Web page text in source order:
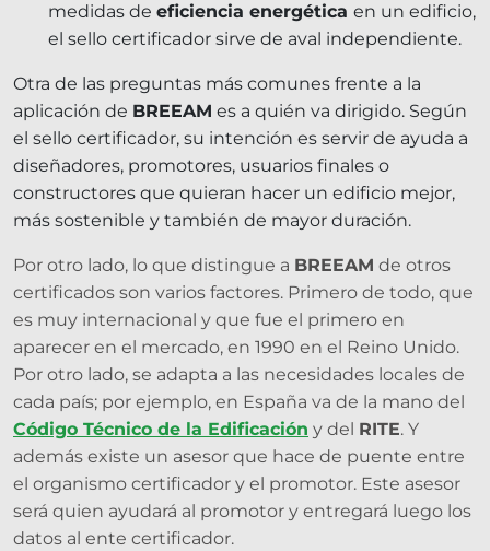
medidas de eficiencia energética en un edificio,
el sello certificador sirve de aval independiente.
Otra de las preguntas más comunes frente a la
aplicación de BREEAM es a quién va dirigido. Según
el sello certificador, su intención es servir de ayuda a
diseñadores, promotores, usuarios finales o
constructores que quieran hacer un edificio mejor,
más sostenible y también de mayor duración.
Por otro lado, lo que distingue a BREEAM de otros
certificados son varios factores. Primero de todo, que
es muy internacional y que fue el primero en
aparecer en el mercado, en 1990 en el Reino Unido.
Por otro lado, se adapta a las necesidades locales de
cada país; por ejemplo, en España va de la mano del
Código Técnico de la Edificación y del RITE. Y
además existe un asesor que hace de puente entre
el organismo certificador y el promotor. Este asesor
será quien ayudará al promotor y entregará luego los
datos al ente certificador.